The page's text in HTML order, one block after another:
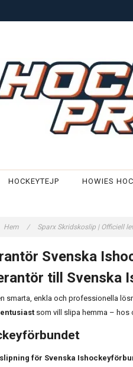
HOCKEYTEJP HOWIES
Hem / Sparx Skridskoslip | Officiell
Svenska
till Svenska
smarta, enkla och professionella
som vill slipa hemma – hos
för Svenska